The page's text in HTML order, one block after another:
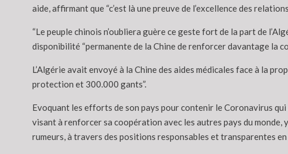
aide, affirmant que “c’est là une preuve de l’excellence des
“Le peuple chinois n’oubliera guère ce geste fort de la part de
disponibilité “permanente de la Chine de renforcer davantage la
L’Algérie avait envoyé à la Chine des aides médicales face à la
protection et 300.000 gants”.
Evoquant les efforts de son pays pour contenir le Coronavirus
visant à renforcer sa coopération avec les autres pays du monde,
rumeurs, à travers des positions responsables et transparentes